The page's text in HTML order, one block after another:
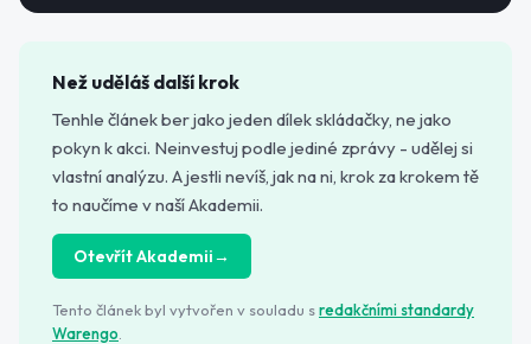
Než uděláš další krok
Tenhle článek ber jako jeden dílek skládačky, ne jako
pokyn k akci. Neinvestuj podle jediné zprávy - udělej si
vlastní analýzu. A jestli nevíš, jak na ni, krok za krokem tě
to naučíme v naší Akademii.
Otevřít Akademii→
Tento článek byl vytvořen v souladu sredakčními standardy
Warengo